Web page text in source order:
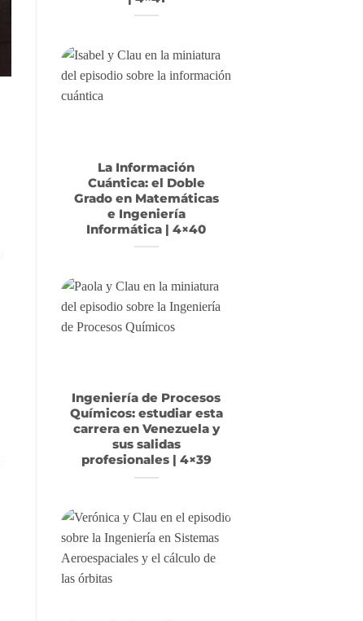
La Información
Cuántica: el Doble
Grado en Matemáticas
e Ingeniería
Informática | 4×40
Ingeniería de Procesos
Químicos: estudiar esta
carrera en Venezuela y
sus salidas
profesionales | 4×39